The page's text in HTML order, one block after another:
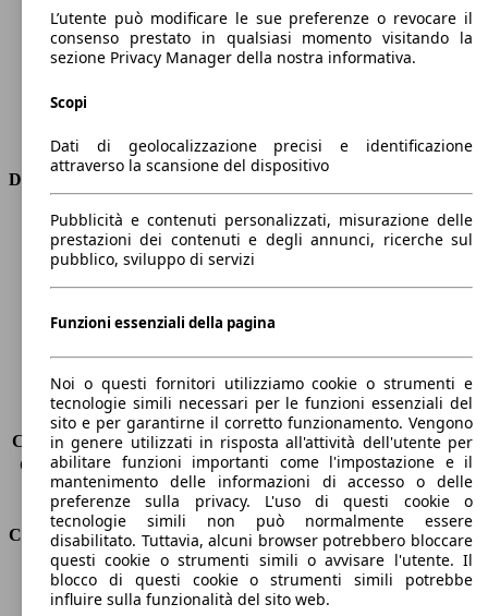
Coppia
250 nm
Cilindrata
1598 ccm
Carburante
Benzina
Trasmissione
Dimensioni
Lunghezza
4790 mm
Altezza
1420 mm
Larghezza
Peso massimo
-
Sedili
5
Carico sul tetto
-
Capacità di traino (senza freni) -
Capacità di traino (con freni)
1600 kg
Volume del bagagliaio
530 - 1780 l
Consumi
Emissioni di CO2*
114 g/km (komb.)
Consumo (urbano)
6.2 l/100km
L’utente può modificare le sue preferenze o revocare il
consenso prestato in qualsiasi momento visitando la
sezione Privacy Manager della nostra informativa.
Scopi
Dati di geolocalizzazione precisi e identificazione
attraverso la scansione del dispositivo
Pubblicità e contenuti personalizzati, misurazione delle
prestazioni dei contenuti e degli annunci, ricerche sul
pubblico, sviluppo di servizi
Funzioni essenziali della pagina
Noi o questi fornitori utilizziamo cookie o strumenti e
tecnologie simili necessari per le funzioni essenziali del
sito e per garantirne il corretto funzionamento. Vengono
in genere utilizzati in risposta all'attività dell'utente per
abilitare funzioni importanti come l'impostazione e il
mantenimento delle informazioni di accesso o delle
preferenze sulla privacy. L'uso di questi cookie o
tecnologie simili non può normalmente essere
disabilitato. Tuttavia, alcuni browser potrebbero bloccare
questi cookie o strumenti simili o avvisare l'utente. Il
blocco di questi cookie o strumenti simili potrebbe
influire sulla funzionalità del sito web.